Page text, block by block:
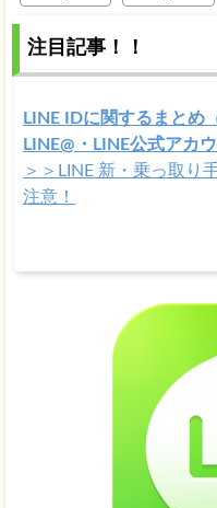
注目記事！！
LINE IDに関するまとめ
LINE@・LINE公式アカ
＞＞LINE 新・乗っ取り
注意！